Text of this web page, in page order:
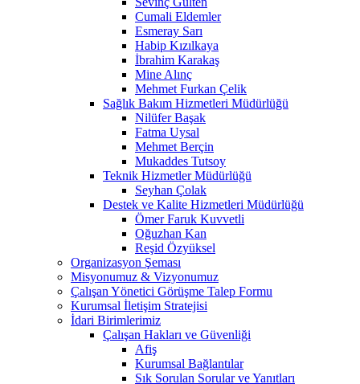
Cumali Eldemler
Esmeray Sarı
Habip Kızılkaya
İbrahim Karakaş
Mine Alınç
Mehmet Furkan Çelik
Sağlık Bakım Hizmetleri Müdürlüğü
Nilüfer Başak
Fatma Uysal
Mehmet Berçin
Mukaddes Tutsoy
Teknik Hizmetler Müdürlüğü
Seyhan Çolak
Destek ve Kalite Hizmetleri Müdürlüğü
Ömer Faruk Kuvvetli
Oğuzhan Kan
Reşid Özyüksel
Organizasyon Şeması
Misyonumuz & Vizyonumuz
Çalışan Yönetici Görüşme Talep Formu
Kurumsal İletişim Stratejisi
İdari Birimlerimiz
Çalışan Hakları ve Güvenliği
Afiş
Kurumsal Bağlantılar
Sık Sorulan Sorular ve Yanıtları